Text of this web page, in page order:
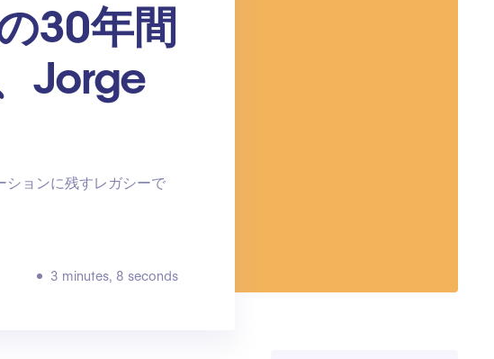
30年間
Jorge
ションに残すレガシーで
3 minutes, 8 seconds